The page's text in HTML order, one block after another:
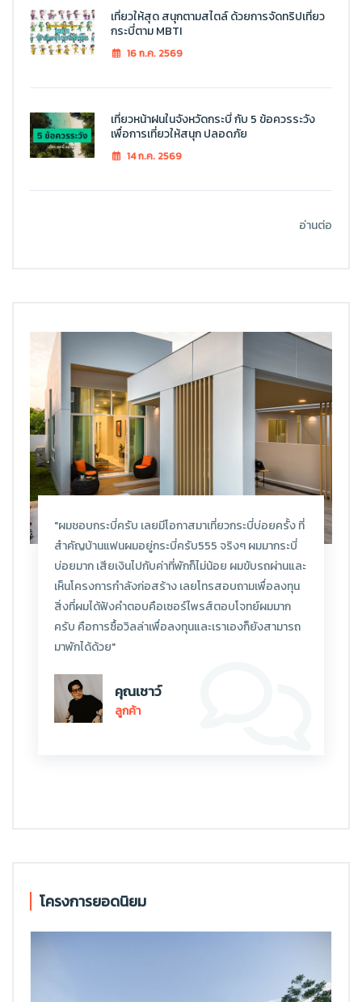
เที่ยวให้สุด สนุกตามสไตล์ ด้วยการจัดทริปเที่ยว
กระบี่ตาม MBTI
16 ก.ค. 2569
เที่ยวหน้าฝนในจังหวัดกระบี่ กับ 5 ข้อควรระวัง
เพื่อการเที่ยวให้สนุก ปลอดภัย
14 ก.ค. 2569
อ่านต่อ
"ผมชอบกระบี่ครับ เลยมีโอกาสมาเที่ยวกระบี่บ่อยครั้ง ที่
สำคัญบ้านแฟนผมอยู่กระบี่ครับ555 จริงๆ ผมมากระบี่
บ่อยมาก เสียเงินไปกับค่าที่พักก็ไม่น้อย ผมขับรถผ่านและ
เห็นโครงการกำลังก่อสร้าง เลยโทรสอบถามเพื่อลงทุน
สิ่งที่ผมได้ฟังคำตอบคือเซอร์ไพรส์ตอบโจทย์ผมมาก
ครับ คือการซื้อวิลล่าเพื่อลงทุนและเราเองก็ยังสามารถ
มาพักได้ด้วย"
คุณเชาว์
ลูกค้า
โครงการยอดนิยม